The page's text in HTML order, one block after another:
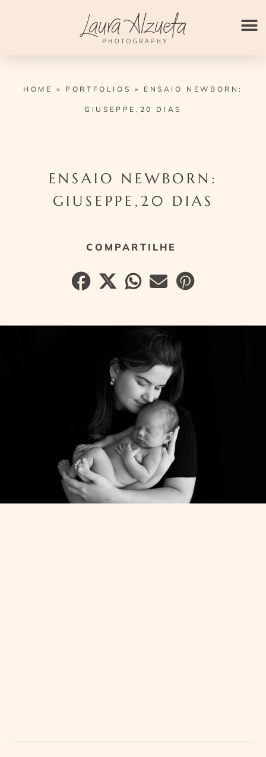
HOME » PORTFOLIOS » ENSAIO NEWBORN:
GIUSEPPE,20 DIAS
ENSAIO NEWBORN:
GIUSEPPE,20 DIAS